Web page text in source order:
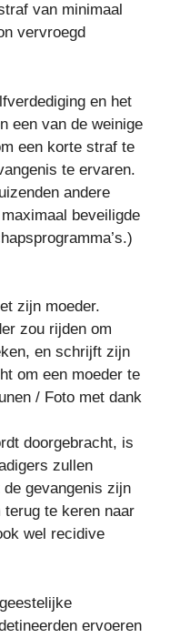
van minimaal
vervroegd
en het
een van de weinige
een korte straf te
te ervaren.
andere
beveiligde
zijn moeder.
zou rijden om
en schrijft zijn
om een moeder te
/ Foto met dank
doorgebracht, is
zullen
gevangenis zijn
te keren naar
wel recidive
ervoeren